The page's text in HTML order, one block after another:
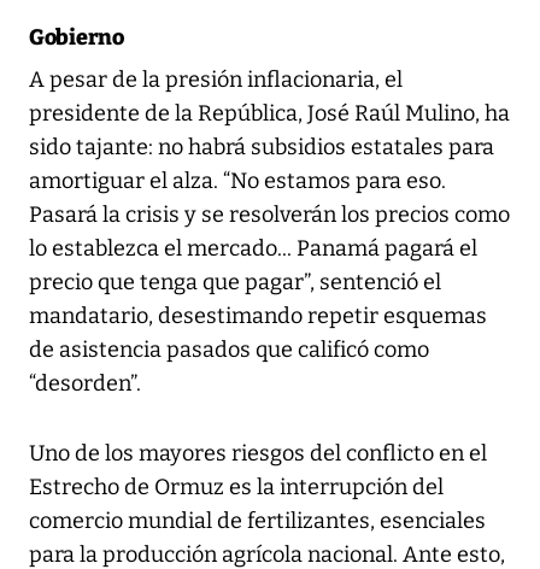
Gobierno
A pesar de la presión inflacionaria, el
presidente de la República, José Raúl Mulino, ha
sido tajante: no habrá subsidios estatales para
amortiguar el alza. “No estamos para eso.
Pasará la crisis y se resolverán los precios como
lo establezca el mercado... Panamá pagará el
precio que tenga que pagar”, sentenció el
mandatario, desestimando repetir esquemas
de asistencia pasados que calificó como
“desorden”.
Uno de los mayores riesgos del conflicto en el
Estrecho de Ormuz es la interrupción del
comercio mundial de fertilizantes, esenciales
para la producción agrícola nacional. Ante esto,